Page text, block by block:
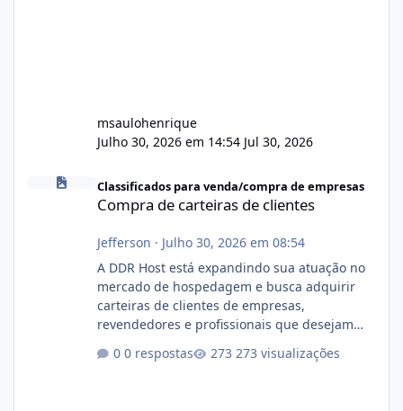
msaulohenrique
Julho 30, 2026 em 14:54 Jul 30, 2026
Compra de carteiras de clientes
Classificados para venda/compra de empresas
Compra de carteiras de clientes
Jefferson · Julho 30, 2026 em 08:54
A DDR Host está expandindo sua atuação no
mercado de hospedagem e busca adquirir
carteiras de clientes de empresas,
revendedores e profissionais que desejam
operação. Se você possui clientes ativos de
0 respostas 273 visualizações